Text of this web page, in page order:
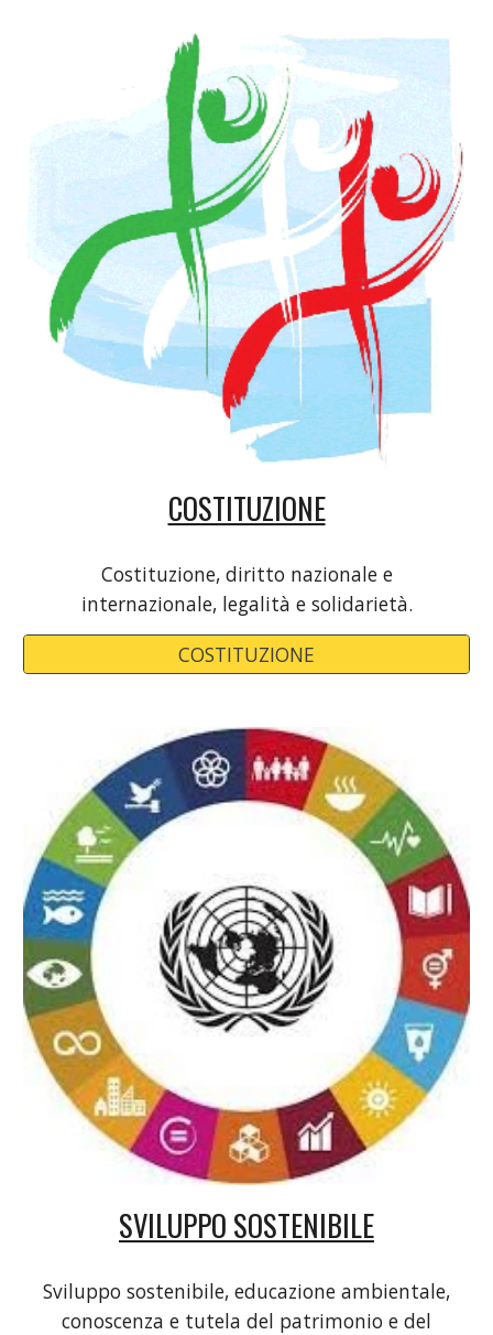
COSTITUZIONE
Costituzione, diritto nazionale e
internazionale, legalità e solidarietà.
COSTITUZIONE
SVILUPPO SOSTENIBILE
Sviluppo sostenibile, educazione ambientale,
conoscenza e tutela del patrimonio e del